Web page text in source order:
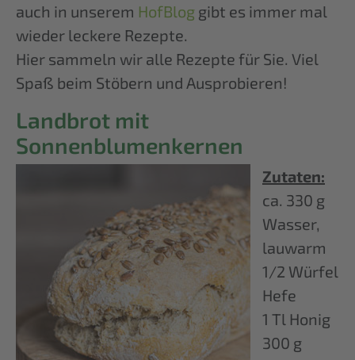
auch in unserem HofBlog gibt es immer mal
wieder leckere Rezepte.
Hier sammeln wir alle Rezepte für Sie. Viel
Spaß beim Stöbern und Ausprobieren!
Landbrot mit
Sonnenblumenkernen
Zutaten:
ca. 330 g
Wasser,
lauwarm
1/2 Würfel
Hefe
1 Tl Honig
300 g